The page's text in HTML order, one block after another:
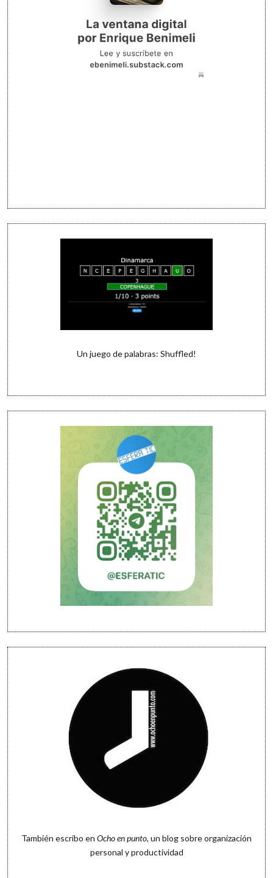
Un juego de palabras: Shuffled!
También escribo en Ocho en punto, un blog sobre organización
personal y productividad